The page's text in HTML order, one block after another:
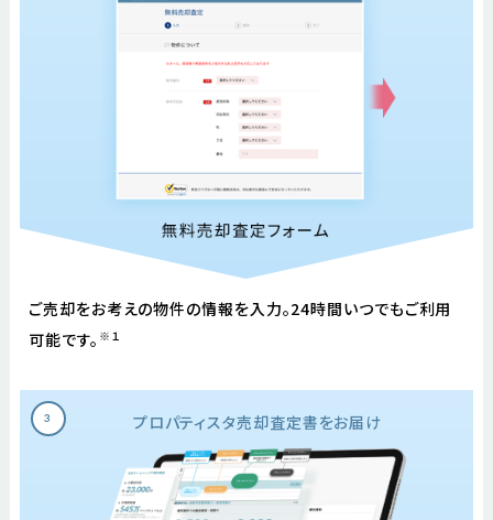
ご売却をお考えの物件の情報を入力。24時間いつでもご利用
可能です。 ※１
プロパティスタ売却査定書をお届け